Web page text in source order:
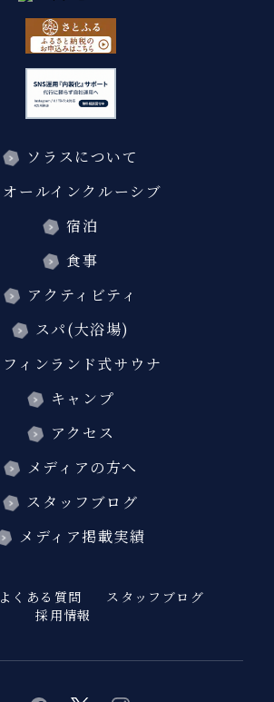
ソラスについて
オールインクルーシブ
宿泊
食事
アクティビティ
スパ(大浴場)
フィンランド式サウナ
キャンプ
アクセス
メディアの方へ
スタッフブログ
メディア掲載実績
よくある質問
スタッフブログ
採用情報